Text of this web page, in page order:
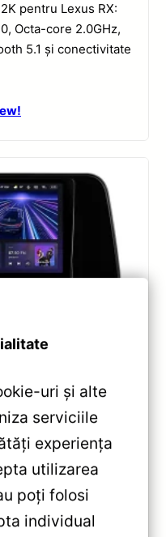
pentru Lexus RX:
Octa-core 2.0GHz,
5.1 și conectivitate
QLED —
&
Lexus RX:
6+128GB, ecran QLED
4G/Wi‑Fi.
uri și alte
serviciile
experiența
utilizarea
poți folosi
individual